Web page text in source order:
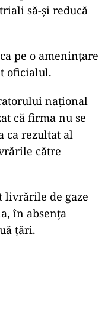
să-şi reducă
pe o ameninţare
oficialul.
naţional
că firma nu se
ca rezultat al
către
livrările de gaze
în absenţa
ţări.